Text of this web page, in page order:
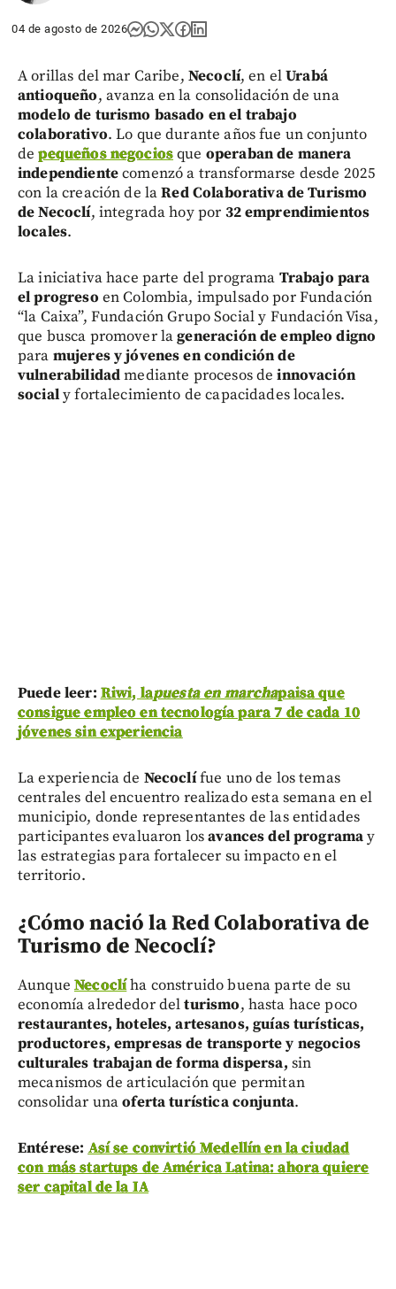
04 de agosto de 2026
A orillas del mar Caribe, Necoclí, en elUrabá
antioqueño, avanza en la consolidación de una
modelo de turismo basado en el trabajo
colaborativo. Lo que durante años fue un conjunto
depequeños negociosque operaban de manera
independientecomenzó a transformarse desde 2025
con la creación de laRed Colaborativa de Turismo
de Necoclí, integrada hoy por 32 emprendimientos
locales.
La iniciativa hace parte del programa Trabajo para
el progreso en Colombia, impulsado por Fundación
“la Caixa”, Fundación Grupo Social y Fundación Visa,
que busca promover lageneración de empleo digno
para mujeres y jóvenes en condición de
vulnerabilidadmediante procesos deinnovación
socialy fortalecimiento de capacidades locales.
Puede leer: Riwi, lapuesta en marchapaisa que
consigue empleo en tecnología para 7 de cada 10
jóvenes sin experiencia
La experiencia de Necoclífue uno de los temas
centrales del encuentro realizado esta semana en el
municipio, donde representantes de las entidades
participantes evaluaron losavances del programay
las estrategias para fortalecer su impacto en el
territorio.
¿Cómo nació la Red Colaborativa de
Turismo de Necoclí?
AunqueNecoclíha construido buena parte de su
economía alrededor delturismo, hasta hace poco
restaurantes, hoteles, artesanos, guías turísticas,
productores, empresas de transporte y negocios
culturales trabajan de forma dispersa, sin
mecanismos de articulación que permitan
consolidar unaoferta turística conjunta.
Entérese: Así se convirtió Medellín en la ciudad
con más startups de América Latina: ahora quiere
ser capital de la IA